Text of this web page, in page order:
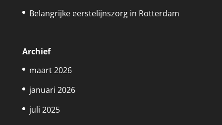
Belangrijke eerstelijnszorg in Rotterdam
Archief
maart 2026
januari 2026
juli 2025